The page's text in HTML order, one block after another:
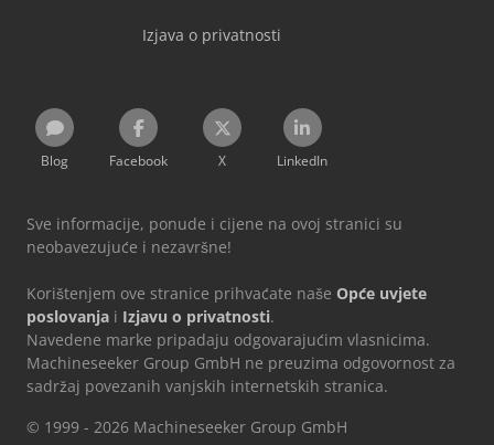
Izjava o privatnosti
Blog Facebook X LinkedIn
Sve informacije, ponude i cijene na ovoj stranici su
neobavezujuće i nezavršne!
Korištenjem ove stranice prihvaćate naše Opće uvjete
poslovanja i Izjavu o privatnosti.
Navedene marke pripadaju odgovarajućim vlasnicima.
Machineseeker Group GmbH ne preuzima odgovornost za
sadržaj povezanih vanjskih internetskih stranica.
© 1999 - 2026 Machineseeker Group GmbH